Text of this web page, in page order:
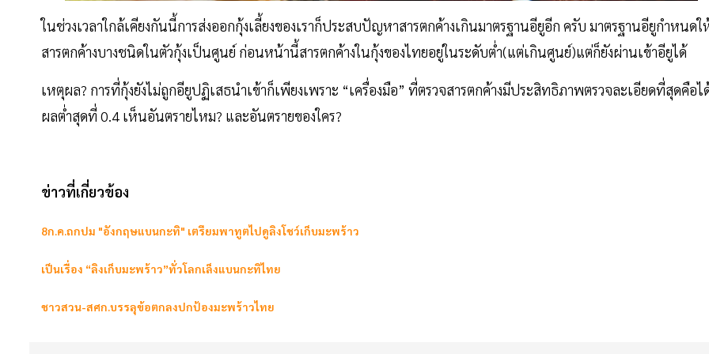
ในช่วงเวลาใกล้เคียงกันนี้การส่งออกกุ้งเลี้ยงของเราก็ประสบปัญหาสารตกค้างเกินมาตรฐานอียูอีก ครับ มาตรฐานอียูกำหนดใ
สารตกค้างบางชนิดในตัวกุ้งเป็นศูนย์ ก่อนหน้านี้สารตกค้างในกุ้งของไทยอยู่ในระดับต่ำ(แต่เกินศูนย์)แต่ก็ยังผ่านเข้าอียูได้
เหตุผล? การที่กุ้งยังไม่ถูกอียูปฏิเสธนำเข้าก็เพียงเพราะ “เครื่องมือ” ที่ตรวจสารตกค้างมีประสิทธิภาพตรวจละเอียดที่สุดคือไ
ผลต่ำสุดที่ 0.4 เห็นอันตรายไหม? และอันตรายของใคร?
ข่าวที่เกี่ยวข้อง
8ก.ค.ถกปม "อังกฤษแบนกะทิ" เตรียมพาทูตไปดูลิงโชว์เก็บมะพร้าว
เป็นเรื่อง “ลิงเก็บมะพร้าว”ทั่วโลกเล็งแบนกะทิไทย
ชาวสวน-สศก.บรรลุข้อตกลงปกป้องมะพร้าวไทย